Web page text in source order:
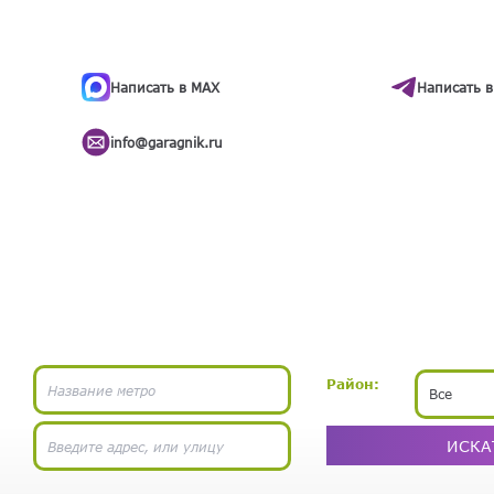
Написать в MAX Написать
info@garagnik.ru
Район:
Все